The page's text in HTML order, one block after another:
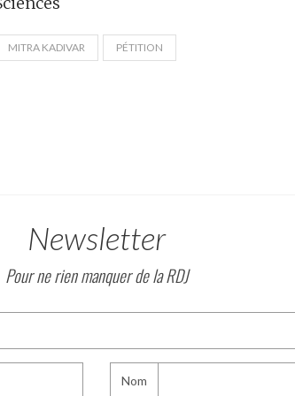
MITRA KADIVAR PÉTITION
Newsletter
Pour ne rien manquer de la RDJ
Nom